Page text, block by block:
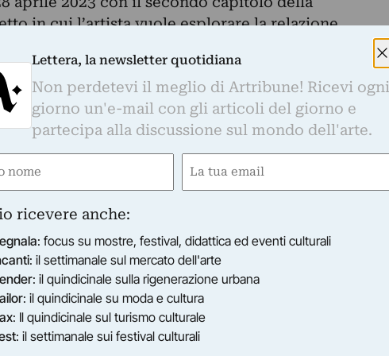
in cui l’artista vuole esplorare la relazione
nella dimensione in cui esse si
di questa trilogia, denominato Assopimento -
Barriera di Torino nel 2022 - l’artista ha
in cui il corpo è ancora vigile ma
a lasciare la mente libera di volteggiare,
ricordi perduti e cercando di
assopite.
della trilogia, trovano in Fulgur nuove forme
ad una luce fulminea che abbaglia e allo
cui ogni ospite, privato del senso dell’udito,
dimensione di coscienza “altra”,
in cui affinare la percezione del
e delle figure scultoree al suo interno.
di un cielo in tempesta, nuvole animate da
Lettera, la newsletter quotidiana
Non perdetevi il meglio di Artribune! Ricevi ogni
giorno un'e-mail con gli articoli del giorno e
partecipa alla discussione sul mondo dell'arte.
Email
ricevere anche:
: focus su mostre, festival, didattica ed eventi culturali
: il settimanale sul mercato dell'arte
: il quindicinale sulla rigenerazione urbana
: il quindicinale su moda e cultura
: Il quindicinale sul turismo culturale
: il settimanale sui festival culturali